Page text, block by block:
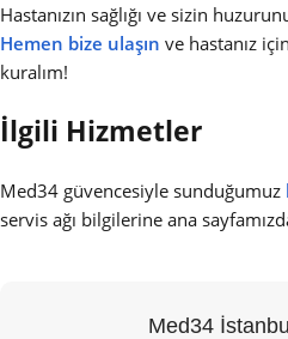
Hastanızın sağlığı ve sizin
Hemen bize ulaşın ve hastanız
kuralım!
İlgili Hizmetler
Med34 güvencesiyle sunduğumuz
servis ağı bilgilerine ana
Med34